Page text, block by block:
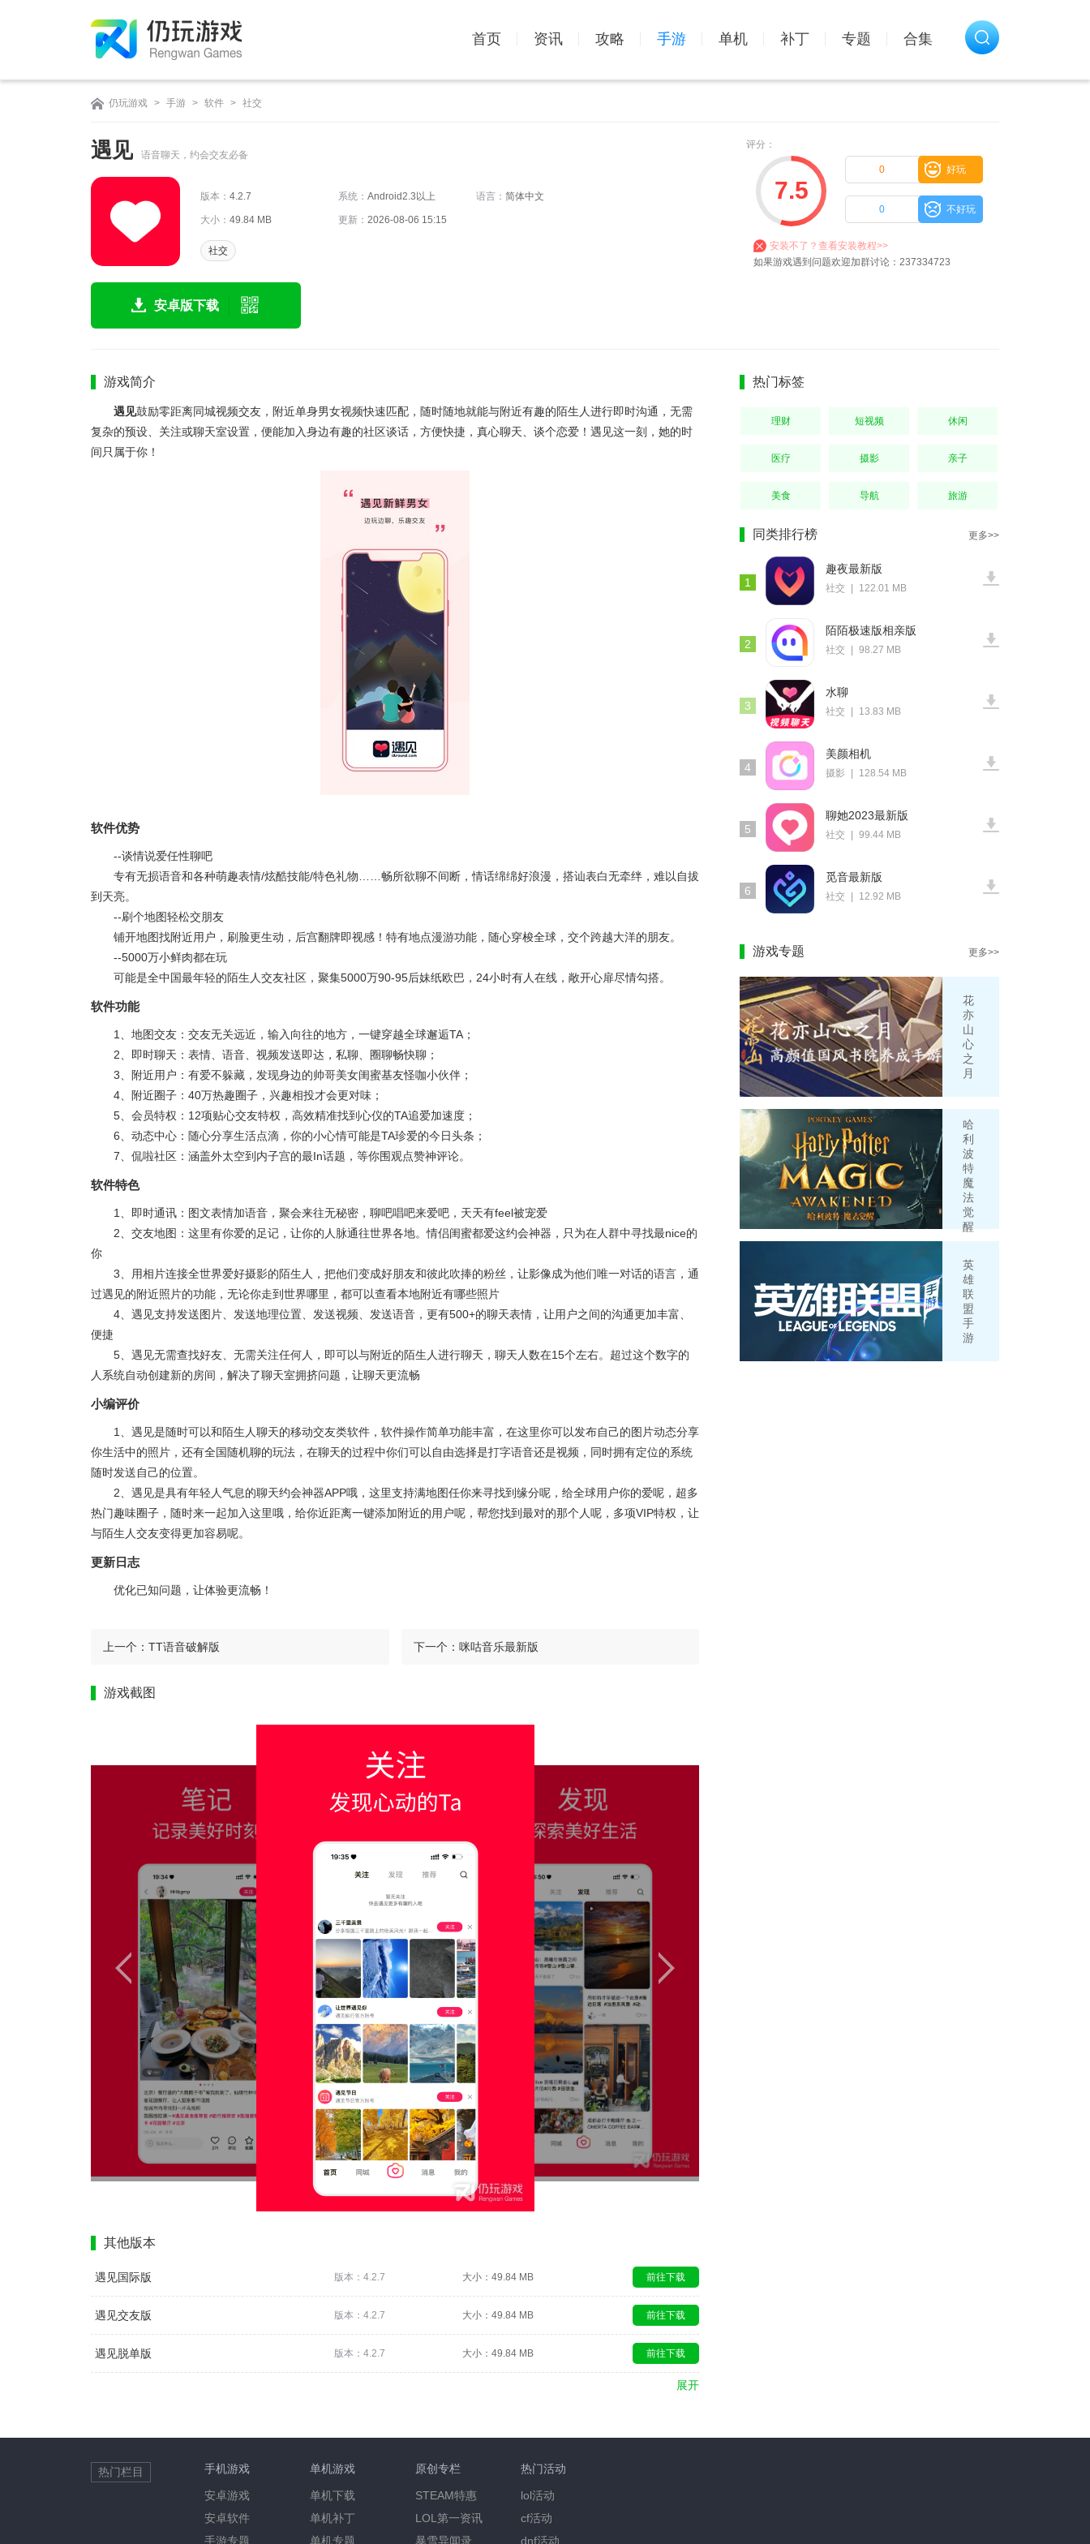
首页 资讯 攻略 手游 单机 补丁 专题 合集
仍玩游戏 > 手游 > 软件 > 社交
评分：
7.5
好玩
0
不好玩
0
遇见 语音聊天，约会交友必备
版本： 4.2.7 系统： Android2.3以上 语言： 简体中文
大小： 49.84 MB 更新： 2026-08-06 15:15
社交
安卓版下载
安装不了？查看安装教程>>
如果游戏遇到问题欢迎加群讨论：237334723
游戏简介
遇见鼓励零距离同城视频交友，附近单身男女视频快速匹配，随时随地就能与附近有趣的陌生人进行即时沟通，无需
复杂的预设、关注或聊天室设置，便能加入身边有趣的社区谈话，方便快捷，真心聊天、谈个恋爱！遇见这一刻，她的时
间只属于你！
软件优势
--谈情说爱任性聊吧
专有无损语音和各种萌趣表情/炫酷技能/特色礼物……畅所欲聊不间断，情话绵绵好浪漫，搭讪表白无牵绊，难以自拔
到天亮。
--刷个地图轻松交朋友
铺开地图找附近用户，刷脸更生动，后宫翻牌即视感！特有地点漫游功能，随心穿梭全球，交个跨越大洋的朋友。
--5000万小鲜肉都在玩
可能是全中国最年轻的陌生人交友社区，聚集5000万90-95后妹纸欧巴，24小时有人在线，敞开心扉尽情勾搭。
软件功能
1、地图交友：交友无关远近，输入向往的地方，一键穿越全球邂逅TA；
2、即时聊天：表情、语音、视频发送即达，私聊、圈聊畅快聊；
3、附近用户：有爱不躲藏，发现身边的帅哥美女闺蜜基友怪咖小伙伴；
4、附近圈子：40万热趣圈子，兴趣相投才会更对味；
5、会员特权：12项贴心交友特权，高效精准找到心仪的TA追爱加速度；
6、动态中心：随心分享生活点滴，你的小心情可能是TA珍爱的今日头条；
7、侃啦社区：涵盖外太空到内子宫的最In话题，等你围观点赞神评论。
软件特色
1、即时通讯：图文表情加语音，聚会来往无秘密，聊吧唱吧来爱吧，天天有feel被宠爱
2、交友地图：这里有你爱的足记，让你的人脉通往世界各地。情侣闺蜜都爱这约会神器，只为在人群中寻找最nice的
你
3、用相片连接全世界爱好摄影的陌生人，把他们变成好朋友和彼此吹捧的粉丝，让影像成为他们唯一对话的语言，通
过遇见的附近照片的功能，无论你走到世界哪里，都可以查看本地附近有哪些照片
4、遇见支持发送图片、发送地理位置、发送视频、发送语音，更有500+的聊天表情，让用户之间的沟通更加丰富、
便捷
5、遇见无需查找好友、无需关注任何人，即可以与附近的陌生人进行聊天，聊天人数在15个左右。超过这个数字的
人系统自动创建新的房间，解决了聊天室拥挤问题，让聊天更流畅
小编评价
1、遇见是随时可以和陌生人聊天的移动交友类软件，软件操作简单功能丰富，在这里你可以发布自己的图片动态分享
你生活中的照片，还有全国随机聊的玩法，在聊天的过程中你们可以自由选择是打字语音还是视频，同时拥有定位的系统
随时发送自己的位置。
2、 遇见是具有年轻人气息的聊天约会神器APP哦，这里支持满地图任你来寻找到缘分呢，给全球用户你的爱呢，超多
热门趣味圈子，随时来一起加入这里哦，给你近距离一键添加附近的用户呢，帮您找到最对的那个人呢，多项VIP特权，让
与陌生人交友变得更加容易呢。
更新日志
优化已知问题，让体验更流畅！
上一个： TT语音破解版 下一个： 咪咕音乐最新版
游戏截图
其他版本
遇见国际版 版本：4.2.7 大小：49.84 MB 前往下载
遇见交友版 版本：4.2.7 大小：49.84 MB 前往下载
遇见脱单版 版本：4.2.7 大小：49.84 MB 前往下载
展开
热门标签
理财 短视频 休闲
医疗 摄影 亲子
美食 导航 旅游
同类排行榜 更多>>
1
趣夜最新版
社交 122.01 MB
2
陌陌极速版相亲版
社交 98.27 MB
3
水聊
社交 13.83 MB
4
美颜相机
摄影 128.54 MB
5
聊她2023最新版
社交 99.44 MB
6
觅音最新版
社交 12.92 MB
游戏专题 更多>>
花
亦
山
心
之
月
哈
利
波
特
魔
法
觉
醒
英
雄
联
盟
手
游
手机游戏
安卓游戏
安卓软件
手游专题
单机游戏
单机下载
单机补丁
单机专题
原创专栏
STEAM特惠
LOL第一资讯
暴雪异闻录
热门活动
lol活动
cf活动
dnf活动
热门栏目